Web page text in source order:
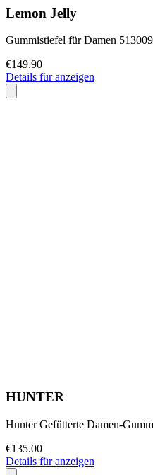
Lemon Jelly
Gummistiefel für Damen
€149.90
Details für anzeigen
HUNTER
Hunter Gefütterte Damen-
€135.00
Details für anzeigen